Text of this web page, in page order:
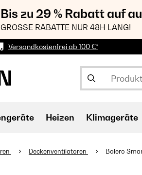
Bis zu 29 % Rabatt auf
GROSSE RABATTE NUR 48H LANG!
Versandkostenfrei ab 100 €*
Heizen Klimageräte
Deckenventilatoren Bolero